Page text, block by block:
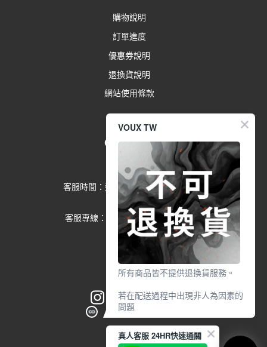
購物說明
訂單進度
優惠券說明
退換貨說明
網站使用條款
Contact us
留言給客服
客服時間：週一到週五 09:00-17:00
(例假日除外)
客服專線：02-2791-1602 分機553
VOUX TW
所有商品皆不提供退換貨服務。
若在配送過程中出現非人為因素的
問題
請於7天鑑賞期內
透過【 聯絡客服 / 客服中心 】申
真人客服 24HR快速通關